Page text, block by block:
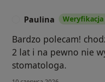
Paulina
Bardzo polecam!
2 lat i na pewno nie
stomatologa.